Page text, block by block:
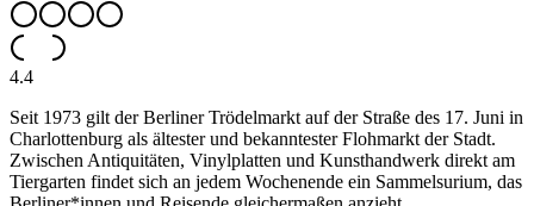
4.4
Seit 1973 gilt der Berliner Trödelmarkt auf der Straße des 17. Juni in
Charlottenburg als ältester und bekanntester Flohmarkt der Stadt.
Zwischen Antiquitäten, Vinylplatten und Kunsthandwerk direkt am
Tiergarten findet sich an jedem Wochenende ein Sammelsurium, das